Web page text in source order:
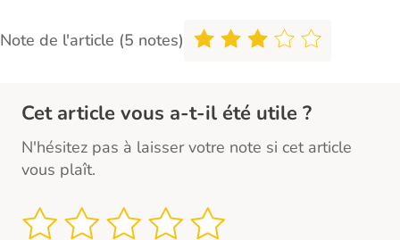
Note de l'article (5 notes)
Cet article vous a-t-il été utile ?
N'hésitez pas à laisser votre note si cet article
vous plaît.